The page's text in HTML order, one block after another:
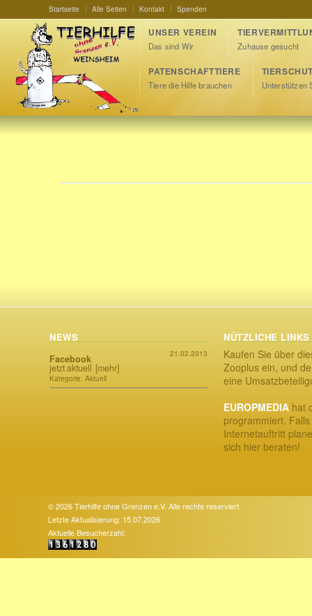
Startseite Alle Seiten Kontakt Spenden
UNSER VEREIN
Das sind Wir Zuhause gesucht
PATENSCHAFTTIERE
Tiere die Hilfe brauchen Unterstützen
NEWS
21.02.2013
Facebook
jetzt aktuell [mehr]
Kategorie: Aktuell
NÜTZLICHE LINKS
Kaufen Sie über
Zooplus ein, und
eine
EUROPMEDIA hat
programmiert.
Internetauftritt
sich hier beraten!
© 2026 Tierhilfe ohne Grenzen e.V. Alle rechte reserviert.
Letzte Aktualisierung: 15.07.2026
Aktuelle Besucherzahl: